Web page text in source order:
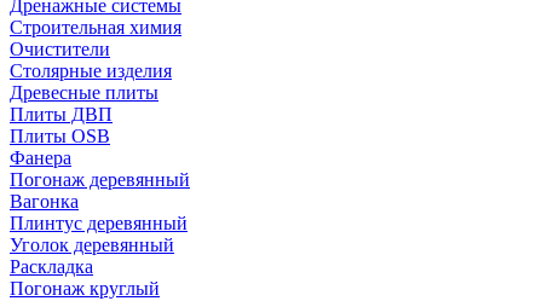
Дренажные системы
Строительная химия
Очистители
Столярные изделия
Древесные плиты
Плиты ДВП
Плиты OSB
Фанера
Погонаж деревянный
Вагонка
Плинтус деревянный
Уголок деревянный
Раскладка
Погонаж круглый